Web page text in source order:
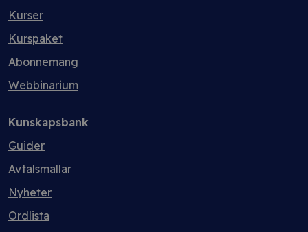
Kurser
Kurspaket
Abonnemang
Webbinarium
Kunskapsbank
Guider
Avtalsmallar
Nyheter
Ordlista